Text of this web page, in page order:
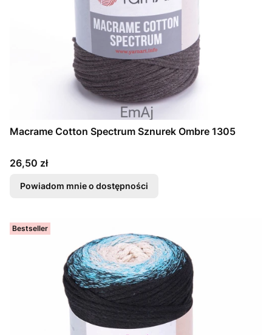
Macrame Cotton Spectrum Sznurek Ombre 1305
Cena
26,50 zł
Powiadom mnie o dostępności
Bestseller